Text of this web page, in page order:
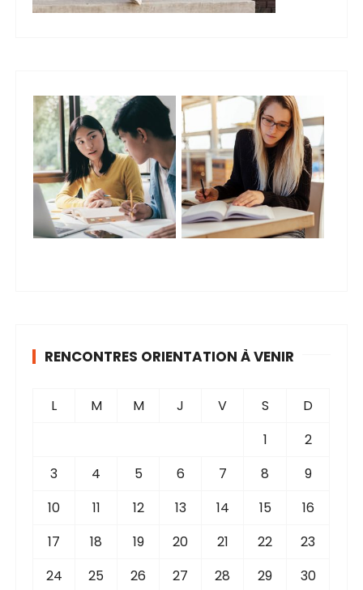
RENCONTRES ORIENTATION À VENIR
L M M J V S
D
1
2
3
4 5 6 7 8
9
10
11 12 13 14 15
16
17
18 19 20 21 22
23
24
25 26 27 28 29
30